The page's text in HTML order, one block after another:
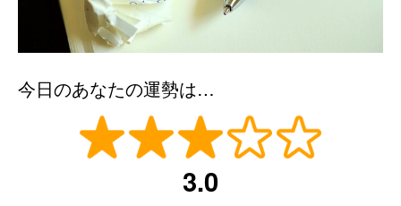
今日のあなたの運勢は…
3.0